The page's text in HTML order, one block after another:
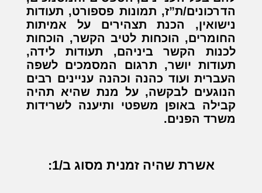
הדרכונים/ת”ז, תמונות פספורט, תעודות
נישואין, הכנת תצהירים על אמיתות
החומרים, הוכחות לטיב הקשר, הוכחות
לכנות הקשר ביניהם, תעודות לידה,
תעודות יושר, תרגום המסמכים לשפה
העברית ועוד כהנה וכהנה עניינים רבים
הנוגעים לבקשה, על מנת שהיא תהיה
קבילה באופן משפטי ותיענה לשרידות
משרד הפנים.
אשרת שהיה זמנית מסוג ב/1: